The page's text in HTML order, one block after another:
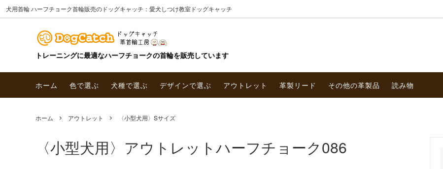
犬用首輪 ハーフチョーク首輪販売のドッグキャッチ：愛犬しつけ教室ドッグキャッチ
トレーニングに最適なハーフチョークの首輪を販売しています
ホーム 色で選ぶ 犬種で選ぶ デザインで選ぶ アウトレット 革製リード その他の革製品 読み物
ホーム アウトレット 〈小型犬用〉Sサイズ
〈小型犬用〉アウトレットハーフチョーク086